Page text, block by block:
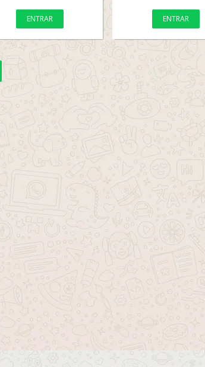
ENTRAR ENTRAR